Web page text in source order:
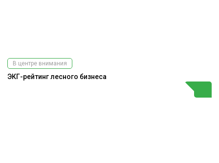
В центре внимания
ЭКГ-рейтинг лесного бизнеса